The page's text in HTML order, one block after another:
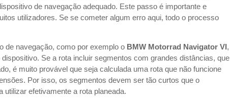
de navegação adequado. Este passo é importante e
utilizadores. Se se cometer algum erro aqui, todo o processo
de navegação, como por exemplo o BMW Motorrad Navigator VI,
Se a rota incluir segmentos com grandes distâncias, que
é muito provável que seja calculada uma rota que não funcione
Por isso, os segmentos devem ser tão curtos que o
utilizar efetivamente a rota planeada.